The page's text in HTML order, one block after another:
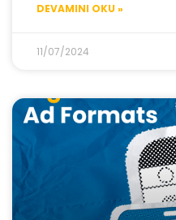
DEVAMINI OKU »
11/07/2024